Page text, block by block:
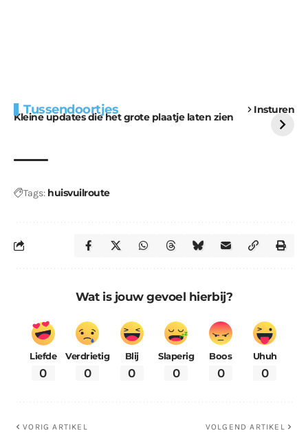
Tussendoortjes Insturen
Kleine updates die het grote plaatje laten zien
voor kabouters
uitdaging
Tags: huisvuilroute
Wat is jouw gevoel hierbij?
Liefde
0
Verdrietig
0
Blij
0
Slaperig
0
Boos
0
Uhuh
0
VORIG ARTIKEL VOLGEND ARTIKEL